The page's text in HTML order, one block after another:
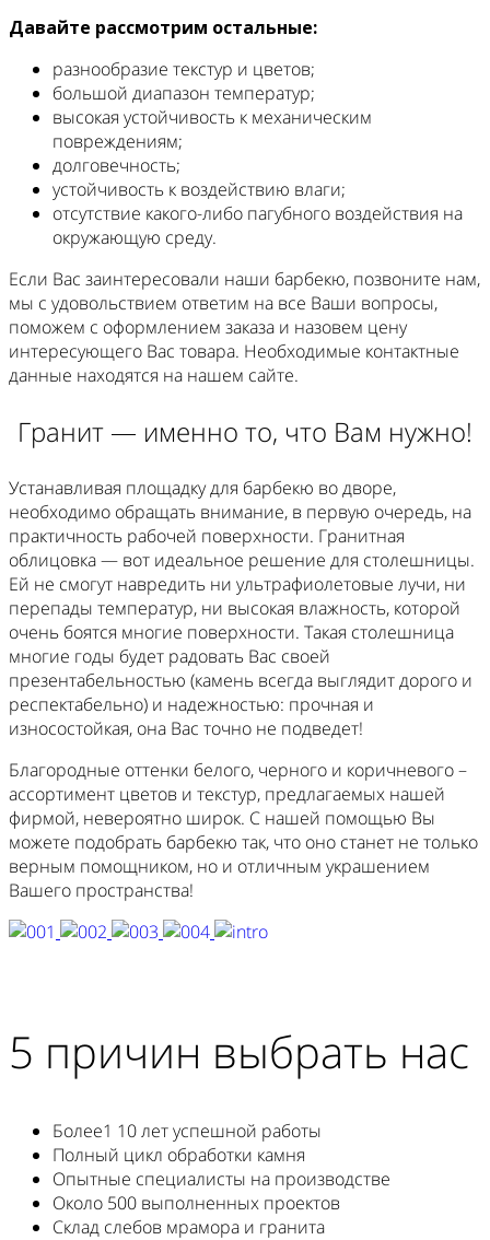
Давайте рассмотрим остальные:
разнообразие текстур и цветов;
большой диапазон температур;
высокая устойчивость к механическим
повреждениям;
долговечность;
устойчивость к воздействию влаги;
отсутствие какого-либо пагубного воздействия на
окружающую среду.
Если Вас заинтересовали наши барбекю, позвоните нам,
мы с удовольствием ответим на все Ваши вопросы,
поможем с оформлением заказа и назовем цену
интересующего Вас товара. Необходимые контактные
данные находятся на нашем сайте.
Гранит — именно то, что Вам нужно!
Устанавливая площадку для барбекю во дворе,
необходимо обращать внимание, в первую очередь, на
практичность рабочей поверхности. Гранитная
облицовка — вот идеальное решение для столешницы.
Ей не смогут навредить ни ультрафиолетовые лучи, ни
перепады температур, ни высокая влажность, которой
очень боятся многие поверхности. Такая столешница
многие годы будет радовать Вас своей
презентабельностью (камень всегда выглядит дорого и
респектабельно) и надежностью: прочная и
износостойкая, она Вас точно не подведет!
Благородные оттенки белого, черного и коричневого –
ассортимент цветов и текстур, предлагаемых нашей
фирмой, невероятно широк. С нашей помощью Вы
можете подобрать барбекю так, что оно станет не только
верным помощником, но и отличным украшением
Вашего пространства!
5 причин выбрать нас
Более1 10 лет успешной работы
Полный цикл обработки камня
Опытные специалисты на производстве
Около 500 выполненных проектов
Склад слебов мрамора и гранита